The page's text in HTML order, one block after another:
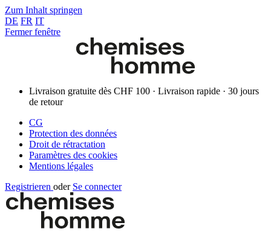
Zum Inhalt springen
DE FR IT
Fermer fenêtre
Livraison gratuite dès CHF 100 · Livraison rapide · 30 jours
de retour
CG
Protection des données
Droit de rétractation
Paramètres des cookies
Mentions légales
Registrieren oder Se connecter